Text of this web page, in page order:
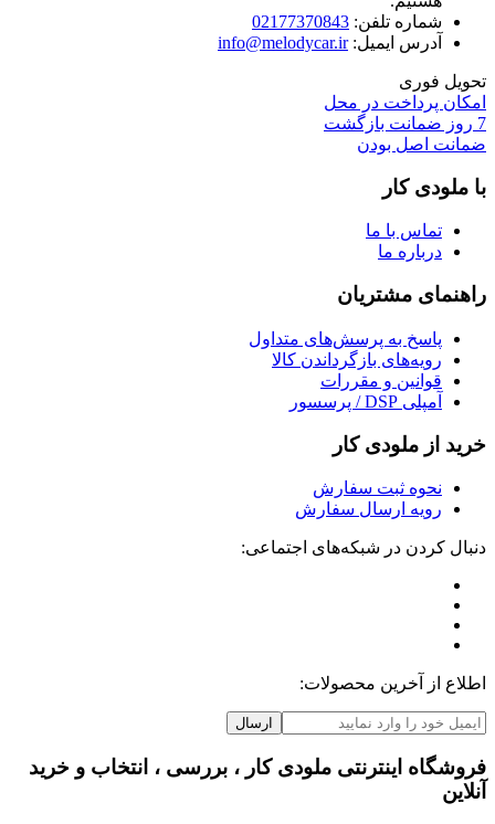
شماره تلفن: 02177370843
آدرس ایمیل:info@melodycar.ir
تحویل فوری
امکان پرداخت در محل
7 روز ضمانت بازگشت
ضمانت اصل بودن
با ملودی کار
تماس با ما
درباره ما
راهنمای مشتریان
پاسخ به پرسش‌های متداول
رویه‌های بازگرداندن کالا
قوانین و مقررات
آمپلی DSP / پرسسور
خرید از ملودی کار
نحوه ثبت سفارش
رویه ارسال سفارش
دنبال کردن در شبکه‌های اجتماعی:
اطلاع از آخرین محصولات:
ارسال
فروشگاه اینترنتی ملودی کار ، بررسی ، انتخاب و خرید
آنلاین